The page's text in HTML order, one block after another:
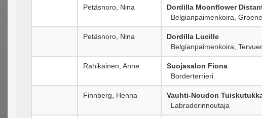
Petäsnoro, Nina
Dordilla Moonflower
Belgianpaimenkoira,
Petäsnoro, Nina
Dordilla Lucille
Belgianpaimenkoira,
Rahikainen, Anne
Suojasalon Fiona
Borderterrieri
Finnberg, Henna
Vauhti-Noudon
Labradorinnoutaja